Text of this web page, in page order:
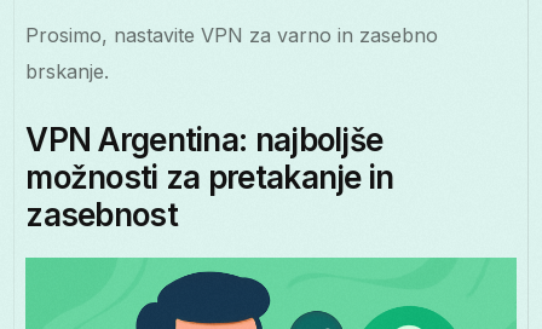
Slovenščina
Prosimo, nastavite VPN za varno in zasebno
brskanje.
VPN Argentina: najboljše
možnosti za pretakanje in
zasebnost